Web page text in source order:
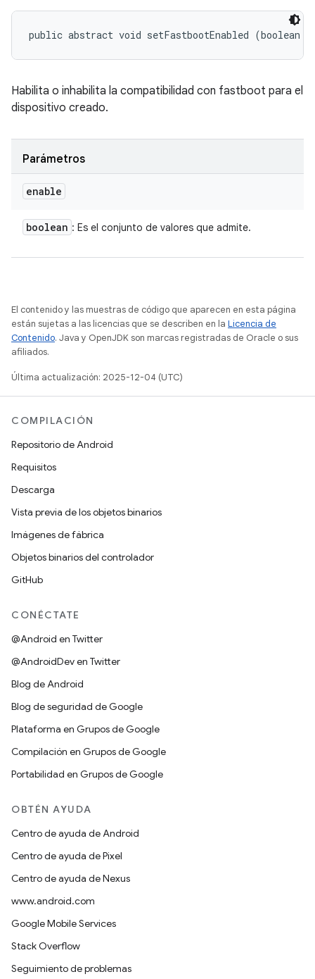
public abstract void setFastbootEnabled (boolean
Habilita o inhabilita la compatibilidad con fastboot para el
dispositivo creado.
Parámetros
enable
boolean : Es el conjunto de valores que admite.
El contenido y las muestras de código que aparecen en esta página
están sujetas a las licencias que se describen en la Licencia de
Contenido. Java y OpenJDK son marcas registradas de Oracle o sus
afiliados.
Última actualización: 2025-12-04 (UTC)
COMPILACIÓN
Repositorio de Android
Requisitos
Descarga
Vista previa de los objetos binarios
Imágenes de fábrica
Objetos binarios del controlador
GitHub
CONÉCTATE
@Android en Twitter
@AndroidDev en Twitter
Blog de Android
Blog de seguridad de Google
Plataforma en Grupos de Google
Compilación en Grupos de Google
Portabilidad en Grupos de Google
OBTÉN AYUDA
Centro de ayuda de Android
Centro de ayuda de Pixel
Centro de ayuda de Nexus
www.android.com
Google Mobile Services
Stack Overflow
Seguimiento de problemas